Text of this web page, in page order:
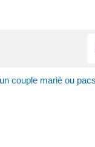
couple marié ou